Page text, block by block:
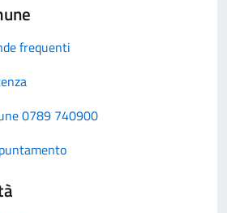
frequenti
0789 740900